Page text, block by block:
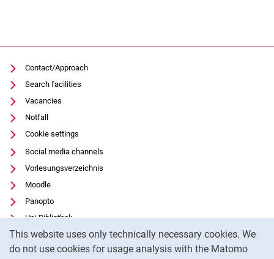
This website uses only technically necessary cookies. We
do not use cookies for usage analysis with the Matomo
Contact/Approach
Search facilities
Vacancies
Notfall
Cookie settings
Social media channels
Vorlesungsverzeichnis
Moodle
Panopto
Uni-Bibliothek
Data privacy
Accessibility